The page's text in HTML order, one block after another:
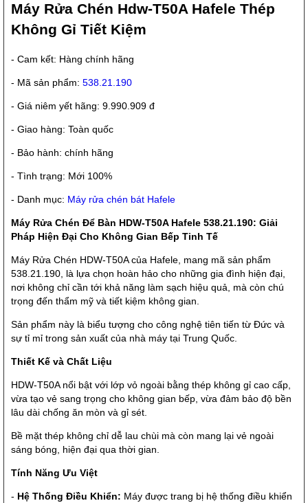
Máy Rửa Chén Hdw-T50A Hafele Thép
Không Gỉ Tiết Kiệm
- Cam kết: Hàng chính hãng
- Mã sản phẩm: 538.21.190
- Giá niêm yết hãng: 9.990.909 đ
- Giao hàng: Toàn quốc
- Bảo hành: chính hãng
- Tình trạng: Mới 100%
- Danh mục: Máy rửa chén bát Hafele
Máy Rửa Chén Để Bàn HDW-T50A Hafele 538.21.190: Giải
Pháp Hiện Đại Cho Không Gian Bếp Tinh Tế
Máy Rửa Chén HDW-T50A của Hafele, mang mã sản phẩm
538.21.190, là lựa chọn hoàn hảo cho những gia đình hiện đại,
nơi không chỉ cần tới khả năng làm sạch hiệu quả, mà còn chú
trọng đến thẩm mỹ và tiết kiệm không gian.
Sản phẩm này là biểu tượng cho công nghệ tiên tiến từ Đức và
sự tỉ mỉ trong sản xuất của nhà máy tại Trung Quốc.
Thiết Kế và Chất Liệu
HDW-T50A nổi bật với lớp vỏ ngoài bằng thép không gỉ cao cấp,
vừa tạo vẻ sang trọng cho không gian bếp, vừa đảm bảo độ bền
lâu dài chống ăn mòn và gỉ sét.
Bề mặt thép không chỉ dễ lau chùi mà còn mang lại vẻ ngoài
sáng bóng, hiện đại qua thời gian.
Tính Năng Ưu Việt
- Hệ Thống Điều Khiển: Máy được trang bị hệ thống điều khiển